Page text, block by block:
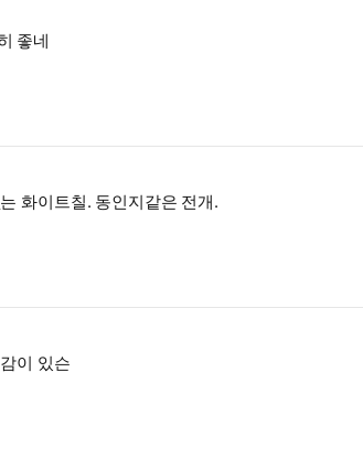
좋네
화이트칠. 동인지같은 전개.
이 있슨